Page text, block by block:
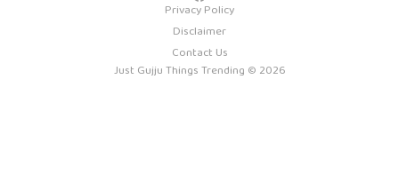
Privacy Policy
Disclaimer
Contact Us
Just Gujju Things Trending © 2026